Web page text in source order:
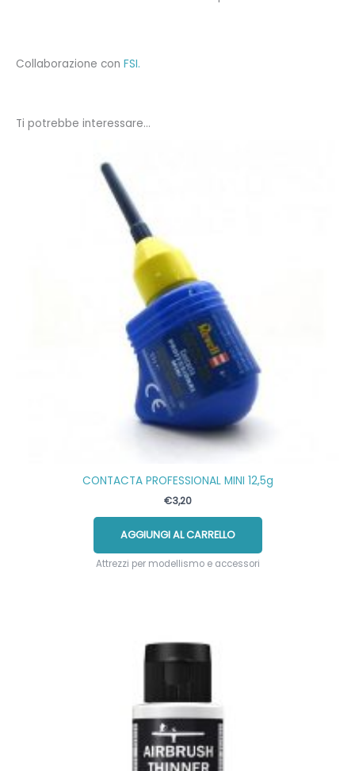
Collaborazione con FSI.
Ti potrebbe interessare…
CONTACTA PROFESSIONAL MINI 12,5g
€3,20
AGGIUNGI AL CARRELLO
Attrezzi per modellismo e accessori